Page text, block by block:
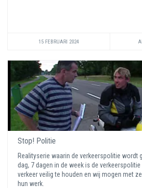
15 FEBRUARI 2024
Stop! Politie
Realityserie waarin de verkeerspolitie wordt
dag, 7 dagen in de week is de
verkeer veilig te houden en wij mogen met
hun werk.